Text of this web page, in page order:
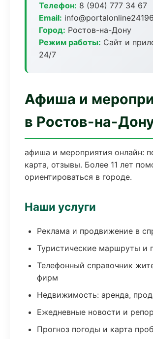
Телефон: 8 (904) 777 34 67
Email:
Город: Ростов-на-Дону
Режим работы: Сайт и
24/7
Афиша и
в Ростов-на-
афиша и мероприятия онлайн:
карта, отзывы. Более 11 лет
ориентироваться в городе.
Наши услуги
Реклама и продвижение в
Туристические маршруты и
Телефонный справочник
фирм
Недвижимость: аренда,
Ежедневные новости и
Прогноз погоды и карта